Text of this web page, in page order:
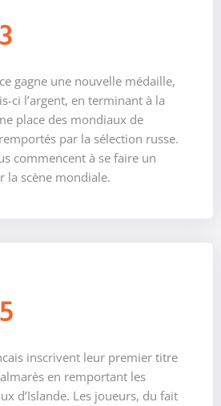
gagne une nouvelle médaille,
ci l’argent, en terminant à la
place des mondiaux de
par la sélection russe.
commencent à se faire un
la scène mondiale.
inscrivent leur premier titre
en remportant les
d’Islande. Les joueurs, du fait